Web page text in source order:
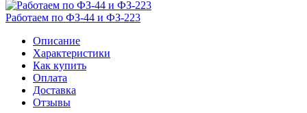
Работаем по ФЗ-44 и ФЗ-223
Описание
Характеристики
Как купить
Оплата
Доставка
Отзывы